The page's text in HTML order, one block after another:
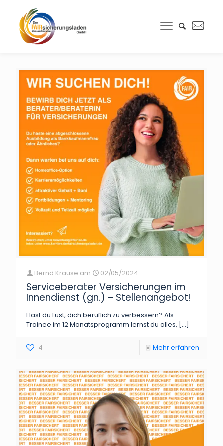
Bernd Krause am 02/05/2024
Serviceberater Versicherungen im
Innendienst (gn.) – Stellenangebot!
Hast du Lust, dich beruflich zu verbessern? Als
Trainee im 12 Monatsprogramm lernst du alles, […]
4 Mehr erfahren